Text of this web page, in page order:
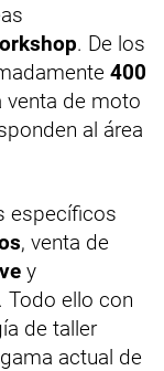
. De los
400
venta de moto
al área
específicos
, venta de
y
Todo ello con
de taller
actual de